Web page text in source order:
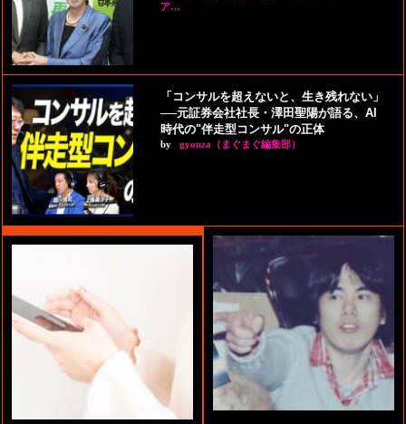
ア…
「コンサルを超えないと、生き残れない」
──元証券会社社長・澤田聖陽が語る、AI
時代の"伴走型コンサル"の正体
by gyouza（まぐまぐ編集部）